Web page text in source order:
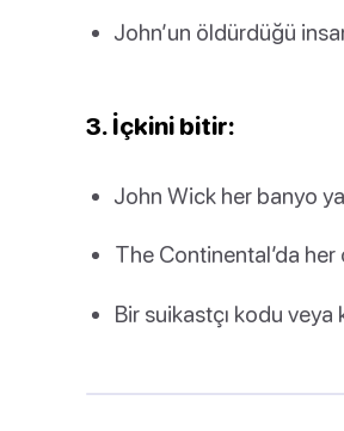
John’un öldürdüğü
3. İçkini bitir:
John Wick her banyo
The Continental’da
Bir suikastçı kodu veya